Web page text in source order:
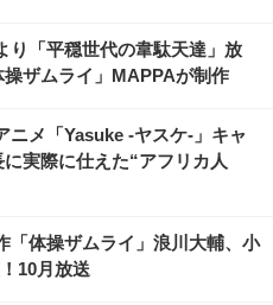
り「平穏世代の韋駄天達」放
ザムライ」MAPPAが制作
メ「Yasuke -ヤスケ-」キャ
実際に仕えた“アフリカ人
「体操ザムライ」浪川大輔、小
10月放送